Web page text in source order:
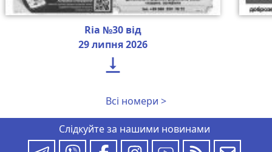
Ria №30 від
29 липня 2026

Всі номери >
Слідкуйте за нашими новинами